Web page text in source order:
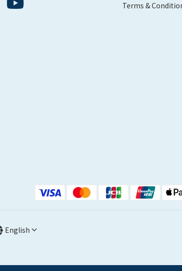
Terms &
English